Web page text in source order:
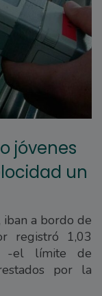
jóvenes
un
iban a bordo de
registró 1,03
-el límite de
por la